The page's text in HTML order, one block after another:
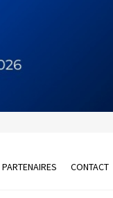
PARTENAIRES CONTACT